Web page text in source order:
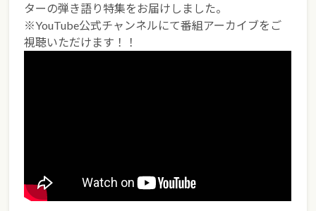
ターの弾き語り特集をお届けしました。
※YouTube公式チャンネルにて番組アーカイブをご
視聴いただけます！！